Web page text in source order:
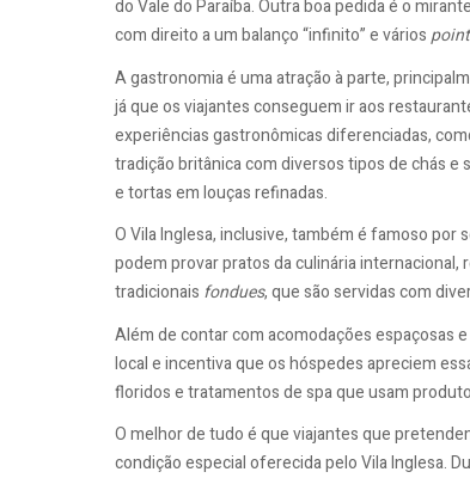
do Vale do Paraíba. Outra boa pedida é o
com direito a um balanço “infinito” e vários
A gastronomia é uma atração à parte,
já que os viajantes conseguem ir aos
experiências gastronômicas diferenciadas,
tradição britânica com diversos tipos de chás e
e tortas em louças refinadas.
O Vila Inglesa, inclusive, também é famoso
podem provar pratos da culinária
tradicionais fondues, que são servidas com
Além de contar com acomodações espaçosas
local e incentiva que os hóspedes apreciem
floridos e tratamentos de spa que usam
O melhor de tudo é que viajantes que
condição especial oferecida pelo Vila Inglesa.